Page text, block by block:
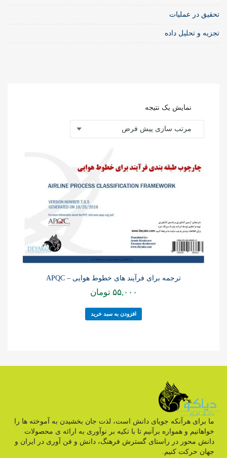
تحقیق در عملیات
تجزیه و تحلیل داده
نمایش یک نتیجه
ترجمه برای فرآیند های خطوط هوایی – APQC
۵۵,۰۰۰ تومان
افزودن به سبد خرید
ما برای هرآنکه جویای دانش است، لذت جان بخشیدن به آموخته ها را
خواهانیم و همواره برآنیم تا با تکیه بر نوآوری به ارائه ی محصولات
دانش محور در راستای گسترش فرهنگ، دانش و فن آوری در ایران و
جهان حرکت کنیم.